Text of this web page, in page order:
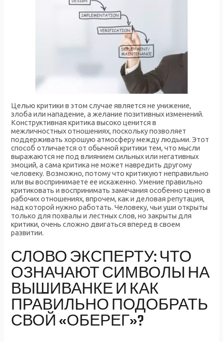
Целью критики в этом случае является не унижение,
злоба или нападение, а желание позитивных изменений.
Конструктивная критика высоко ценится в
межличностных отношениях, поскольку позволяет
поддерживать хорошую атмосферу между людьми. Этот
способ отличается от обычной критики тем, что мысли
выражаются не под влиянием сильных или негативных
эмоций, а сама критика не может навредить другому
человеку. Возможно, потому что критикуют неправильно
или вы воспринимаете ее искаженно. Умение правильно
критиковать и воспринимать замечания особенно ценно в
рабочих отношениях, впрочем, как и деловая репутация,
над которой нужно работать. Человеку, чьи уши открыты
только для похвалы и лестных слов, но закрыты для
критики, очень сложно двигаться вперед в своем
развитии.
СЛОВО ЭКСПЕРТУ: ЧТО
ОЗНАЧАЮТ СИМВОЛЫ НА
ВЫШИВАНКЕ И КАК
ПРАВИЛЬНО ПОДОБРАТЬ
СВОЙ «ОБЕРЕГ»?